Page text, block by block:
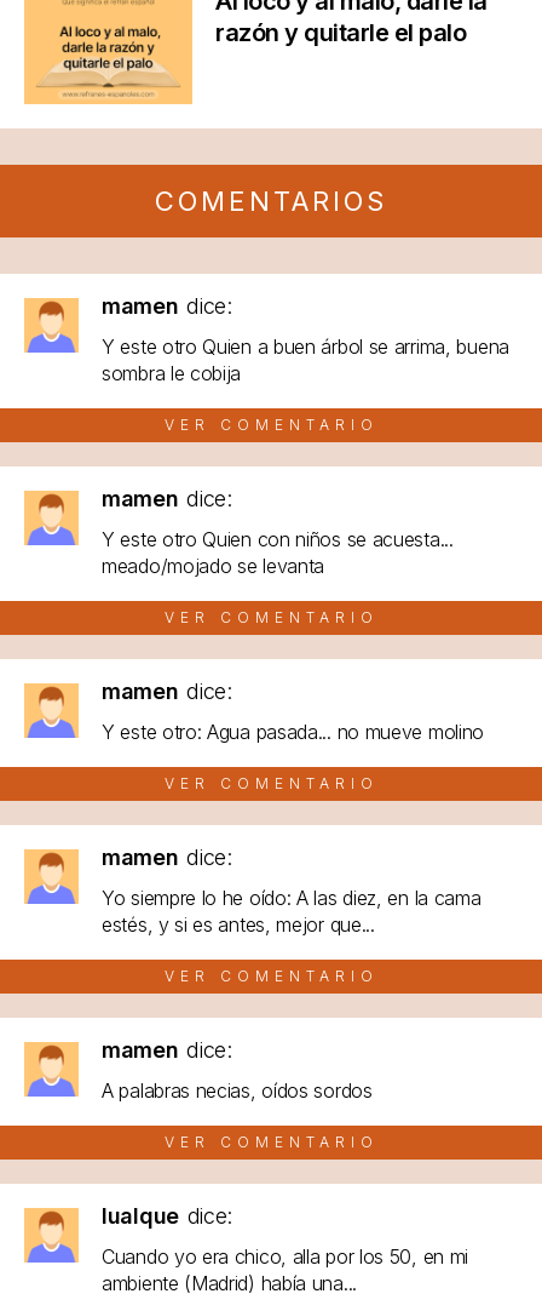
razón y quitarle el palo
COMENTARIOS
mamen dice:
Y este otro Quien a buen árbol se arrima, buena
sombra le cobija
VER COMENTARIO
mamen dice:
Y este otro Quien con niños se acuesta...
meado/mojado se levanta
VER COMENTARIO
mamen dice:
Y este otro: Agua pasada... no mueve molino
VER COMENTARIO
mamen dice:
Yo siempre lo he oído: A las diez, en la cama
estés, y si es antes, mejor que...
VER COMENTARIO
mamen dice:
A palabras necias, oídos sordos
VER COMENTARIO
lualque dice:
Cuando yo era chico, alla por los 50, en mi
ambiente (Madrid) había una...